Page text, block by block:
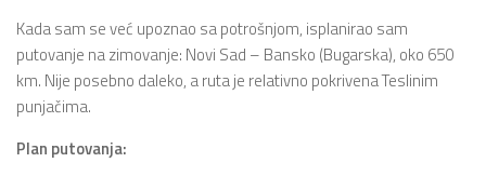
Kada sam se već upoznao sa potrošnjom, isplanirao sam
putovanje na zimovanje: Novi Sad – Bansko (Bugarska), oko 650
km. Nije posebno daleko, a ruta je relativno pokrivena Teslinim
punjačima.
Plan putovanja: